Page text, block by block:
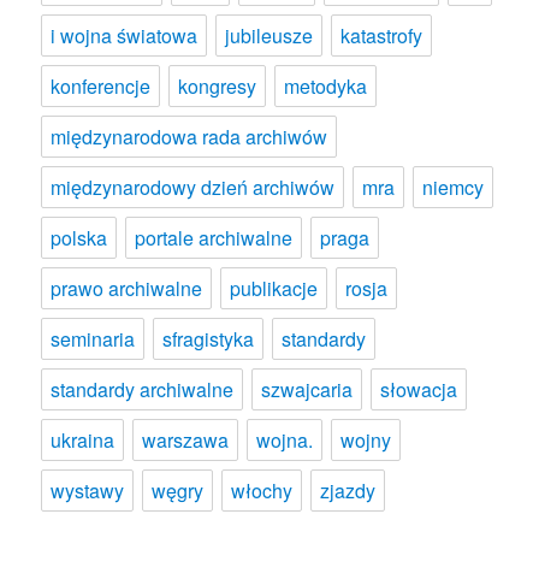
i wojna światowa
jubileusze
katastrofy
konferencje
kongresy
metodyka
międzynarodowa rada archiwów
międzynarodowy dzień archiwów
mra
niemcy
polska
portale archiwalne
praga
prawo archiwalne
publikacje
rosja
seminaria
sfragistyka
standardy
standardy archiwalne
szwajcaria
słowacja
ukraina
warszawa wojna.
wojny
wystawy
węgry włochy zjazdy